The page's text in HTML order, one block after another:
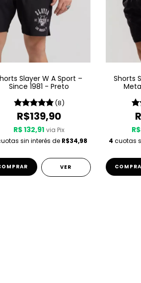
Slayer W A Sport –
Since 1981 - Preto
(8)
R$139,90
R$ 132,91 via Pix
sin interés de R$34,98
VER
Shorts
4 cuotas